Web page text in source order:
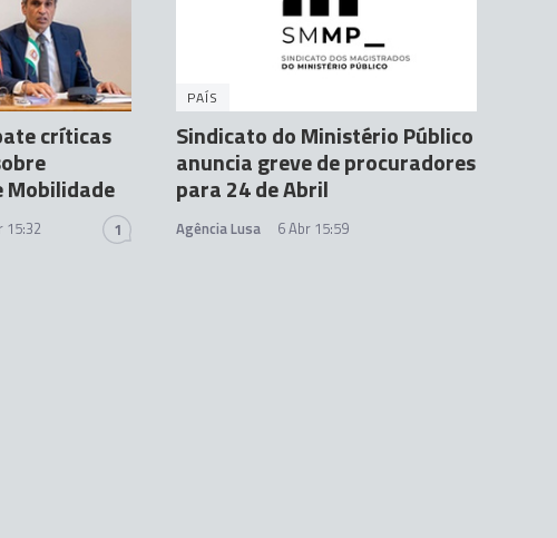
críticas
Mobilidade
15:32 1
PAÍS
Sindicato do Ministério Público
anuncia greve de procuradores
para 24 de Abril
Agência Lusa 6 Abr 15:59